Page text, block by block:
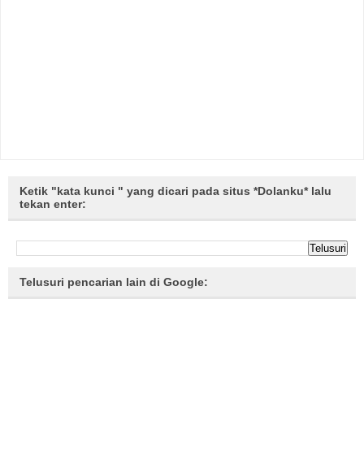
Ketik "kata kunci " yang dicari pada situs *Dolanku* lalu
tekan enter:
Telusuri pencarian lain di Google: